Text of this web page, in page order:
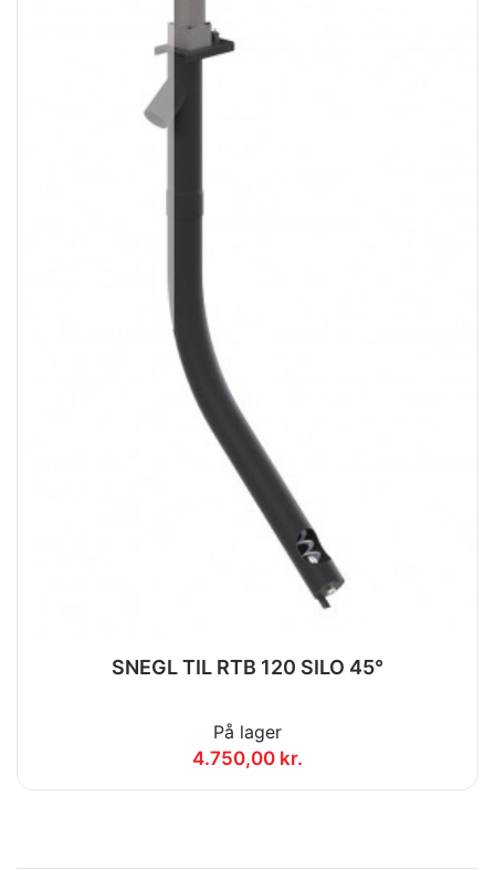
SNEGL TIL RTB 120 SILO 45°
På lager
4.750,00 kr.